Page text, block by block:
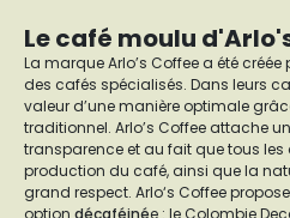
Le café moulu
La marque Arlo’s Coffee a été
des cafés spécialisés. Dans leurs
valeur d’une manière optimale
traditionnel. Arlo’s Coffee attache
transparence et au fait que tous
production du café, ainsi que la
grand respect. Arlo‘s Coffee
option décaféinée : le Colombie